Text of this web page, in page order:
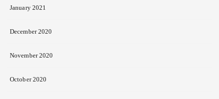
January 2021
December 2020
November 2020
October 2020